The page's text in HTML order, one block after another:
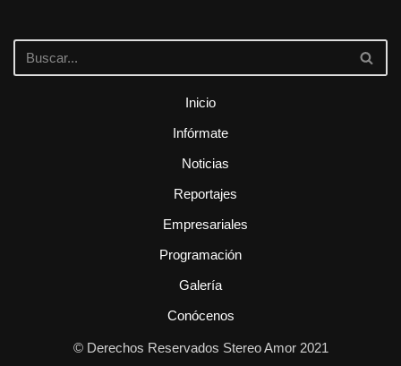
Inicio
Infórmate
Noticias
Reportajes
Empresariales
Programación
Galería
Conócenos
© Derechos Reservados Stereo Amor 2021